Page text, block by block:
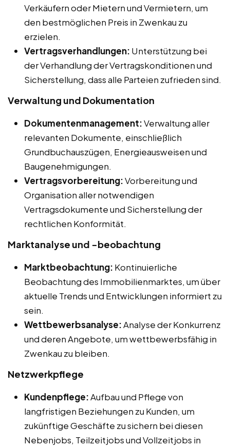
Verkäufern oder Mietern und Vermietern, um
den bestmöglichen Preis in Zwenkau zu
erzielen.
Vertragsverhandlungen: Unterstützung bei
der Verhandlung der Vertragskonditionen und
Sicherstellung, dass alle Parteien zufrieden sind.
Verwaltung und Dokumentation
Dokumentenmanagement:Verwaltung aller
relevanten Dokumente, einschließlich
Grundbuchauszügen, Energieausweisen und
Baugenehmigungen.
Vertragsvorbereitung:Vorbereitung und
Organisation aller notwendigen
Vertragsdokumente und Sicherstellung der
rechtlichen Konformität.
Marktanalyse und -beobachtung
Marktbeobachtung: Kontinuierliche
Beobachtung des Immobilienmarktes, um über
aktuelle Trends und Entwicklungen informiert zu
sein.
Wettbewerbsanalyse:Analyse der Konkurrenz
und deren Angebote, um wettbewerbsfähig in
Zwenkau zu bleiben.
Netzwerkpflege
Kundenpflege:Aufbau und Pflege von
langfristigen Beziehungen zu Kunden, um
zukünftige Geschäfte zu sichern bei diesen
Nebenjobs, Teilzeitjobs und Vollzeitjobs in